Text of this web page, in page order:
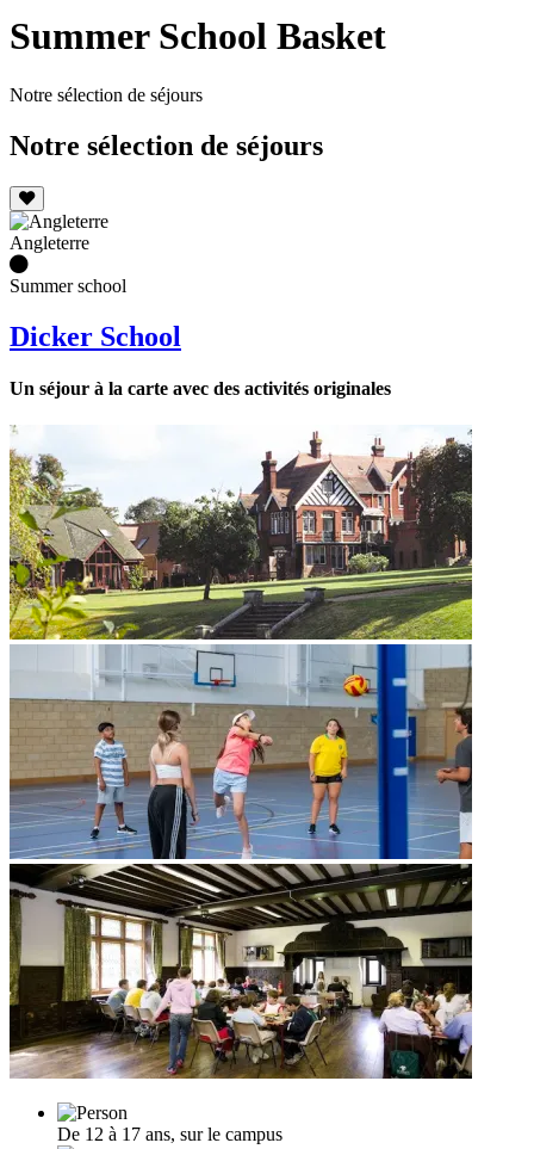
Summer School Basket
Notre sélection de séjours
Notre sélection de séjours
Angleterre
Summer school
Dicker School
Un séjour à la carte avec des activités originales
De 12 à 17 ans, sur le campus